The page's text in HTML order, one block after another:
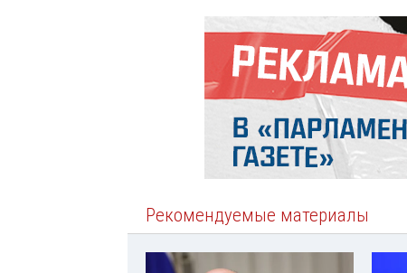
Рекомендуемые материалы